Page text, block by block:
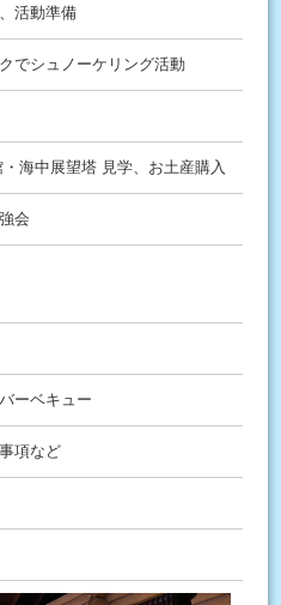
活動準備
でシュノーケリング活動
海中展望塔 見学、お土産購入
会
ーベキュー
項など